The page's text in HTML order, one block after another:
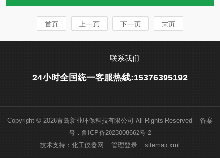
首页 上一页 下一页 末页
联系我们
24小时全国统一客服热线:15376395192
Copyright © 2026青岛新业环保科技有限公司 All Rights Reserved 备案
号： 鲁ICP备2023008662号-2
技术支持：化工仪器网 管理登录 sitemap.xml